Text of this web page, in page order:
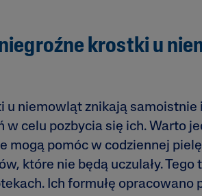
krostki u
u niemowląt znikają samoistnie
w celu pozbycia się ich. Warto
mogą pomóc w codziennej
które nie będą uczulały.
Ich formułę